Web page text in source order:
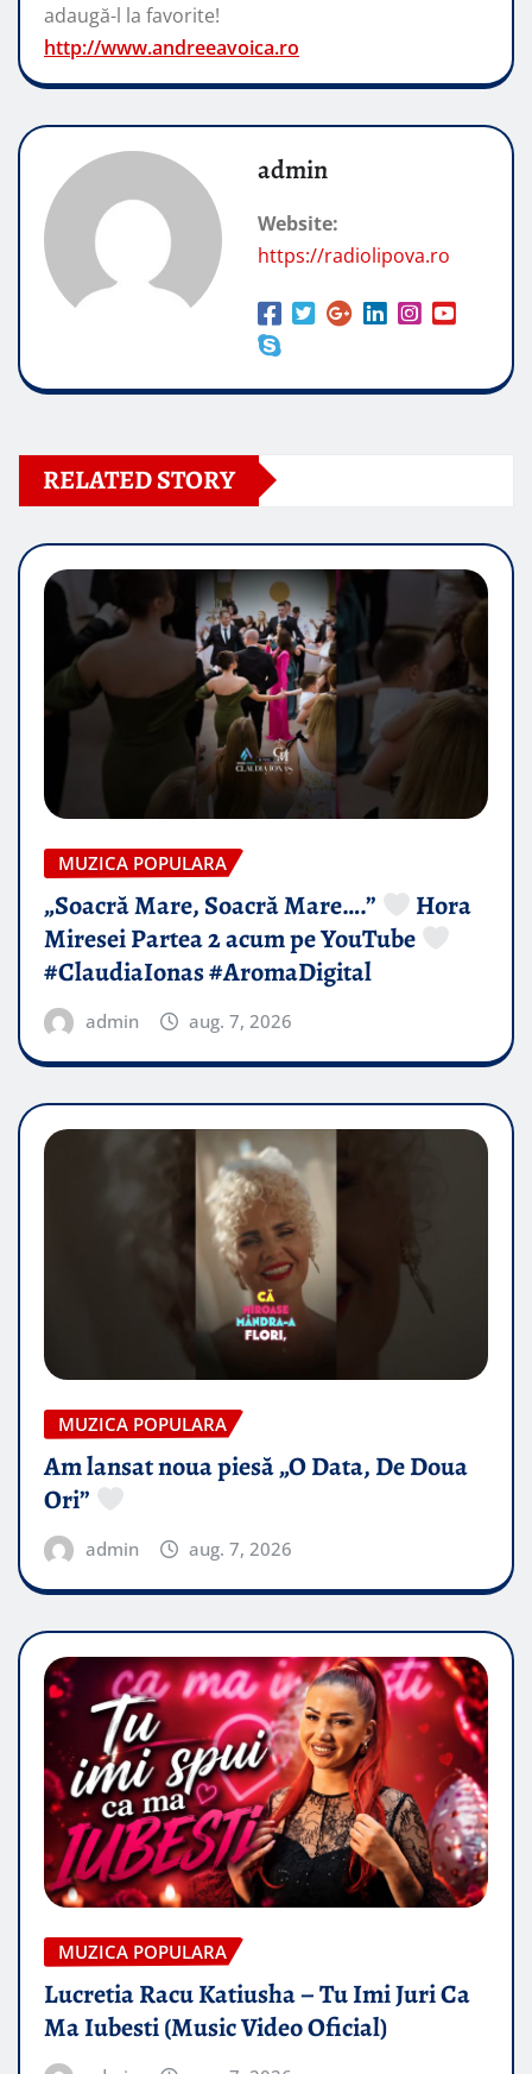
adaugă-l la favorite!
http://www.andreeavoica.ro
admin
Website:
https://radiolipova.ro
RELATED STORY
MUZICA POPULARA
„Soacră Mare, Soacră Mare….”
Hora
Miresei Partea 2 acum pe YouTube
#ClaudiaIonas #AromaDigital
admin aug. 7, 2026
MUZICA POPULARA
Am lansat noua piesă „O Data, De Doua
Ori”
admin aug. 7, 2026
MUZICA POPULARA
Lucretia Racu Katiusha – Tu Imi Juri Ca
Ma Iubesti (Music Video Oficial)